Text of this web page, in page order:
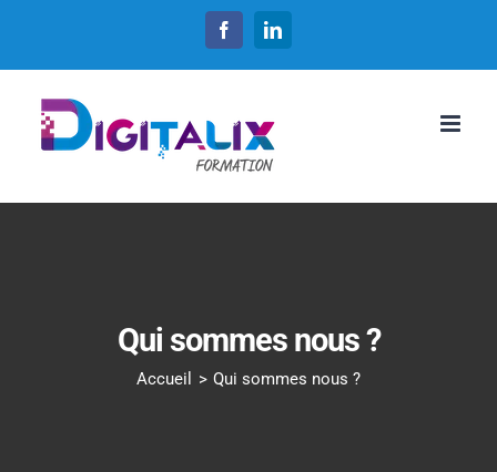
FacebookLinkedIn
Qui sommes nous ?
Accueil Qui sommes nous ?